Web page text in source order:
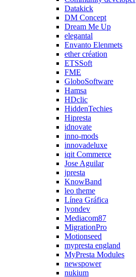
Datakick
DM Concept
Dream Me Up
elegantal
Envanto Elenmets
ether création
ETSSoft
FME
GloboSoftware
Hamsa
HDclic
HiddenTechies
Hipresta
idnovate
inno-mods
innovadeluxe
iqit Commerce
Jose Aguilar
jpresta
KnowBand
leo theme
Línea Gráfica
lyondev
Mediacom87
MigrationPro
Motionseed
mypresta england
MyPresta Modules
newspower
nukium